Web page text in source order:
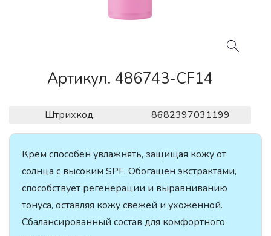
Артикул. 486743-CF14
Штрихкод. 8682397031199
Крем способен увлажнять, защищая кожу от
солнца с высоким SPF. Обогащён экстрактами,
способствует регенерации и выравниванию
тонуса, оставляя кожу свежей и ухоженной.
Сбалансированный состав для комфортного